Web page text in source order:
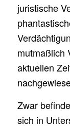
juristische
mutmaßlich
aktuellen
Zwar
sich in